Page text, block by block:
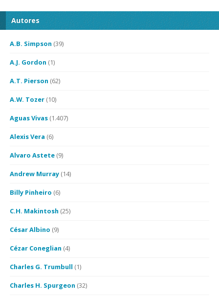
Autores
A.B. Simpson (39)
A.J. Gordon (1)
A.T. Pierson (62)
A.W. Tozer (10)
Aguas Vivas (1.407)
Alexis Vera (6)
Alvaro Astete (9)
Andrew Murray (14)
Billy Pinheiro (6)
C.H. Makintosh (25)
César Albino (9)
Cézar Coneglian (4)
Charles G. Trumbull (1)
Charles H. Spurgeon (32)